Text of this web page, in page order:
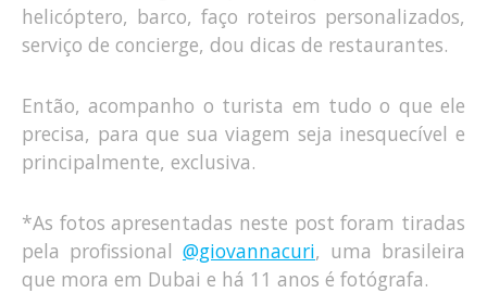
helicóptero, barco, faço roteiros personalizados,
serviço de concierge, dou dicas de restaurantes.
Então, acompanho o turista em tudo o que ele
precisa, para que sua viagem seja inesquecível e
principalmente, exclusiva.
*As fotos apresentadas neste post foram tiradas
pela profissional @giovannacuri, uma brasileira
que mora em Dubai e há 11 anos é fotógrafa.